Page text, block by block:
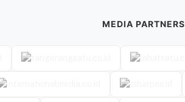
MEDIA PARTNERS